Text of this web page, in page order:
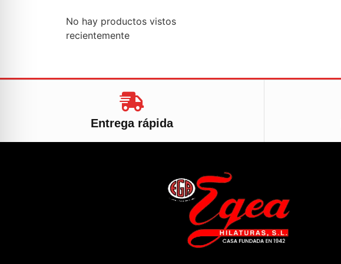
No hay productos vistos
recientemente
Entrega rápida